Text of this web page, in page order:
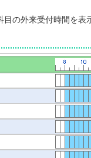
の外来受付時間を表